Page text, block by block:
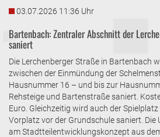
03.07.2026 11:36 Uhr
Bartenbach: Zentraler Abschnitt der
saniert
Die Lerchenberger Straße in Bartenbach
zwischen der Einmündung der
Hausnummer 16 – und bis zur
Rehsteige und Bartenstraße saniert.
Euro. Gleichzeitig wird auch der
Vorplatz vor der Grundschule saniert. Die
am Stadtteilentwicklungskonzept aus